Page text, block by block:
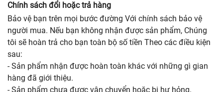
Chính sách đổi hoặc trả hàng
Bảo vệ bạn trên mọi bước đường Với chính sách bảo vệ
người mua. Nếu bạn không nhận được sản phẩm, Chúng
tôi sẽ hoàn trả cho bạn toàn bộ số tiền Theo các điều kiện
sau:
- Sản phẩm nhận được hoàn toàn khác với những gì gian
hàng đã giới thiệu.
- Sản phẩm chưa được vận chuyển hoặc bị hư hỏng.